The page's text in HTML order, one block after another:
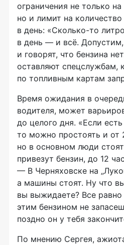
ограничения не только
но и лимит на
в день: «Сколько-то
в день — и всё.
и говорят, что бензина
оставляют спецслужбам,
по топливным картам
Время ожидания в
водителя, может
до целого дня. «Если
то можно простоять и от
но в основном люди
привезут бензин, до 12
— В Черняховске на
а машины стоят. Ну что
вы выжидаете? Все
этим бензином не
поздно он у тебя
По мнению Сергея,